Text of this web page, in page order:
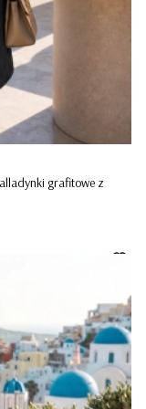
alladynki grafitowe z